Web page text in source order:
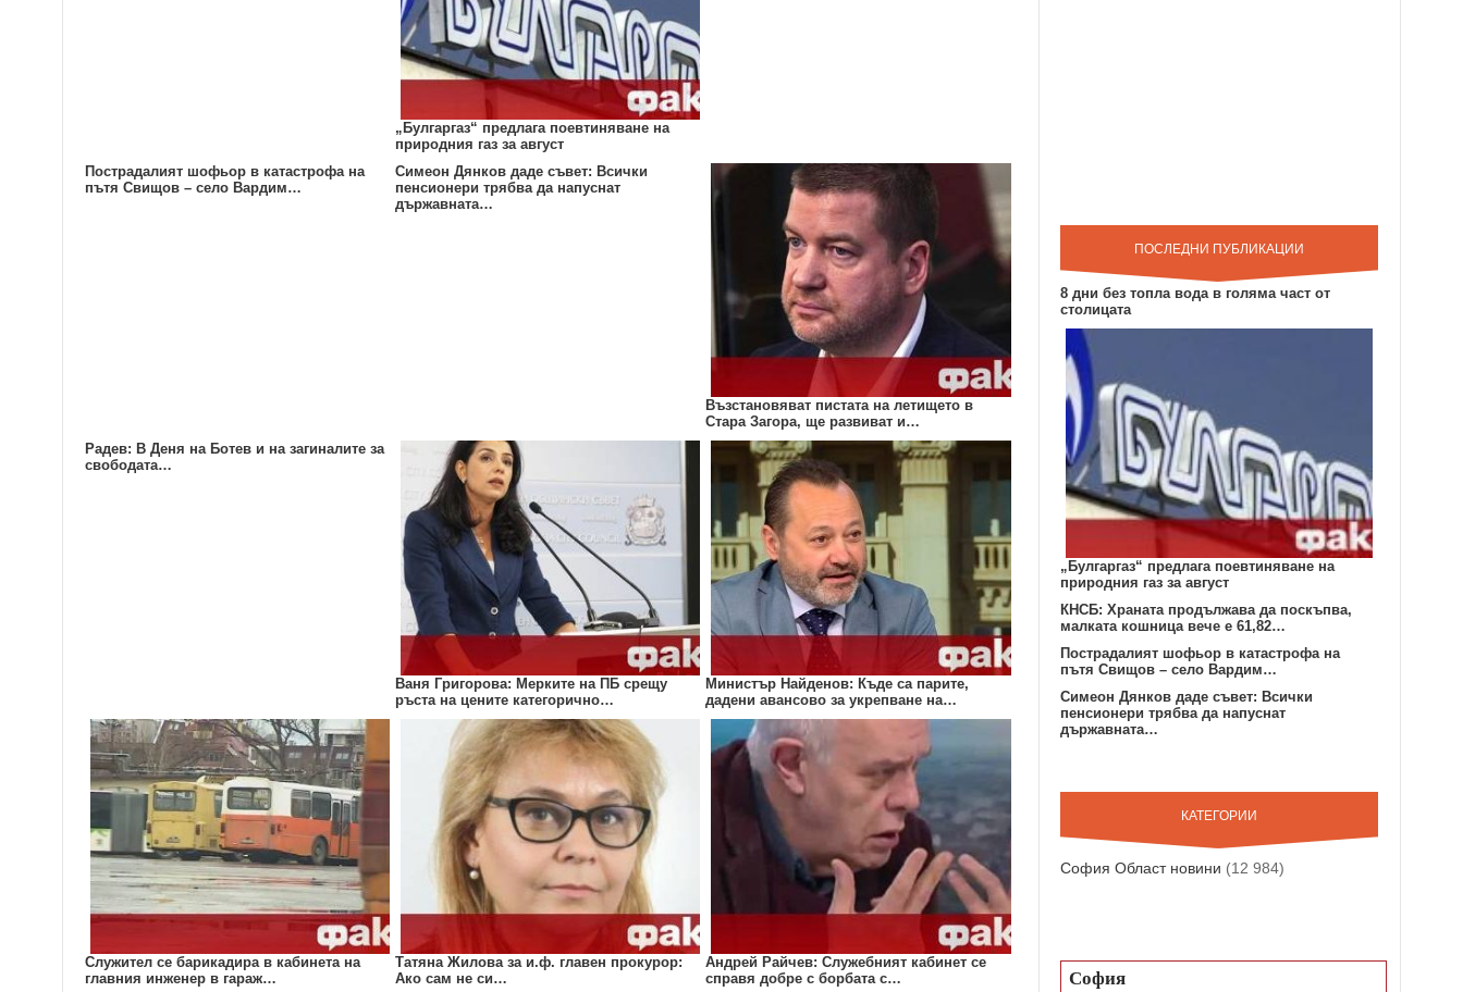
„Булгаргаз“ предлага поевтиняване на
природния газ за август
Пострадалият шофьор в катастрофа на
пътя Свищов – село Вардим…
Симеон Дянков даде съвет: Всички
пенсионери трябва да напуснат
държавната…
Възстановяват пистата на летището в
Стара Загора, ще развиват и…
Радев: В Деня на Ботев и на загиналите за
свободата…
Ваня Григорова: Мерките на ПБ срещу
ръста на цените категорично…
Министър Найденов: Къде са парите,
дадени авансово за укрепване на…
Служител се барикадира в кабинета на
главния инженер в гараж…
Татяна Жилова за и.ф. главен прокурор:
Ако сам не си…
Андрей Райчев: Служебният кабинет се
справя добре с борбата с…
ПОСЛЕДНИ ПУБЛИКАЦИИ
8 дни без топла вода в голяма част от
столицата
„Булгаргаз“ предлага поевтиняване на
природния газ за август
КНСБ: Храната продължава да поскъпва,
малката кошница вече е 61,82…
Пострадалият шофьор в катастрофа на
пътя Свищов – село Вардим…
Симеон Дянков даде съвет: Всички
пенсионери трябва да напуснат
държавната…
КАТЕГОРИИ
София Област новини (12 984)